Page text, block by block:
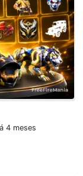
4 meses